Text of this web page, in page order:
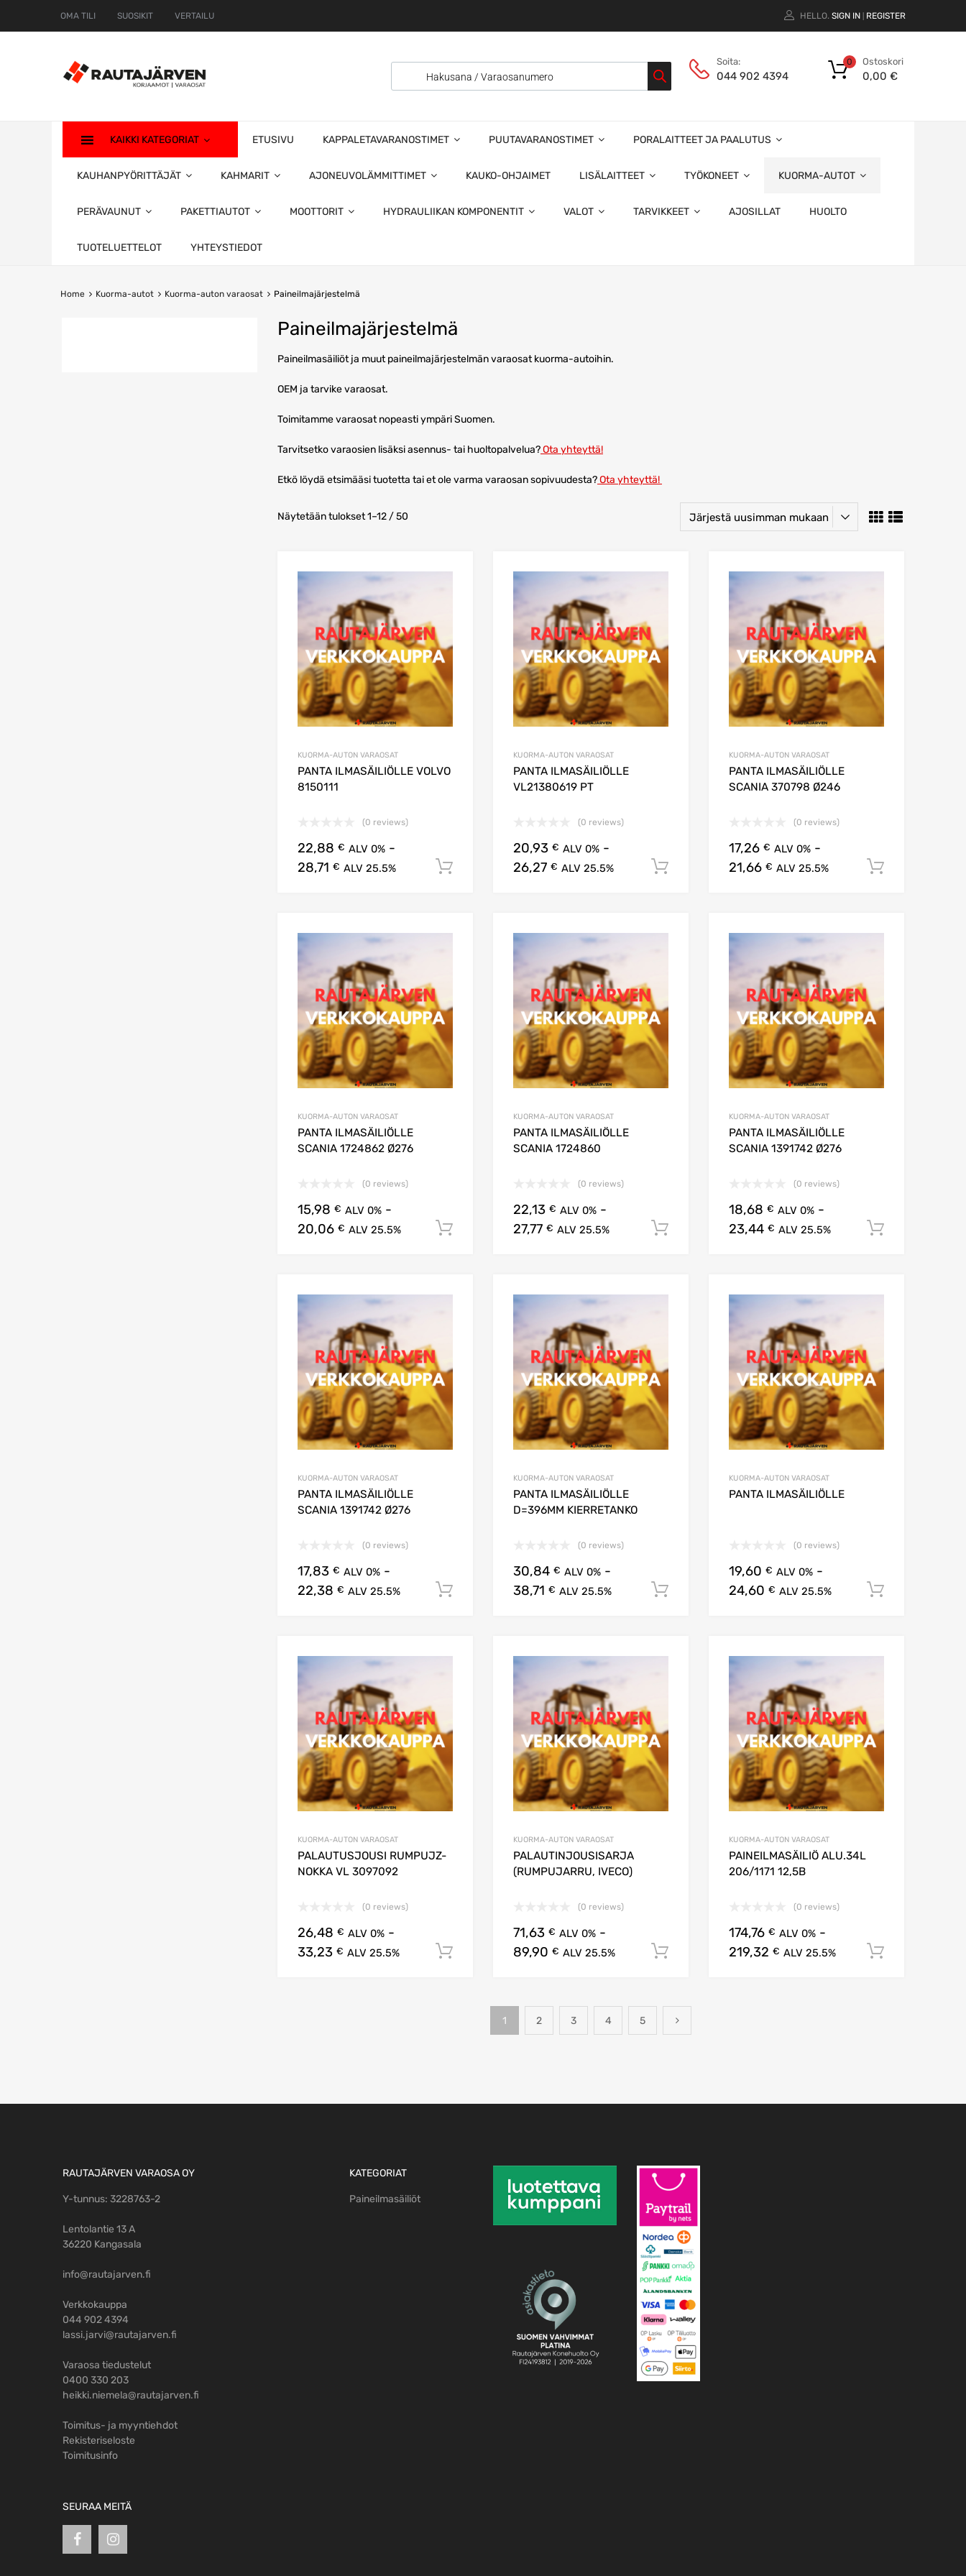
OMA TILI SUOSIKIT VERTAILU HELLO. SIGN IN REGISTER
Soita:
044 902 4394
Ostoskori
0,00 €
0
KAIKKI KATEGORIAT ETUSIVU KAPPALETAVARANOSTIMET PUUTAVARANOSTIMET PORALAITTEET JA PAALUTUS
KAUHANPYÖRITTÄJÄT KAHMARIT AJONEUVOLÄMMITTIMET KAUKO-OHJAIMET LISÄLAITTEET TYÖKONEET KUORMA-AUTOT
PERÄVAUNUT PAKETTIAUTOT MOOTTORIT HYDRAULIIKAN KOMPONENTIT VALOT TARVIKKEET AJOSILLAT HUOLTO
TUOTELUETTELOT YHTEYSTIEDOT
Home Kuorma-autot Kuorma-auton varaosat Paineilmajärjestelmä
Paineilmajärjestelmä
Paineilmasäiliöt ja muut paineilmajärjestelmän varaosat kuorma-autoihin.
OEM ja tarvike varaosat.
Toimitamme varaosat nopeasti ympäri Suomen.
Tarvitsetko varaosien lisäksi asennus- tai huoltopalvelua?Ota yhteyttä!
Etkö löydä etsimääsi tuotetta tai et ole varma varaosan sopivuudesta?Ota yhteyttä!
Näytetään tulokset 1–12 / 50
Lisää suosikkeihin
Lisää vertailuun
KUORMA-AUTON VARAOSAT
PANTA ILMASÄILIÖLLE VOLVO
8150111
(0 reviews)
22,88 € ALV 0% -
28,71 € ALV 25.5% Lisää ostoskoriin
Lisää suosikkeihin
Lisää vertailuun
KUORMA-AUTON VARAOSAT
PANTA ILMASÄILIÖLLE
VL21380619 PT
(0 reviews)
20,93 € ALV 0% -
26,27 € ALV 25.5% Lisää ostoskoriin
KUORMA-AUTON VARAOSAT
PANTA ILMASÄILIÖLLE
SCANIA 370798 Ø246
(0 reviews)
17,26 € ALV 0% -
21,66 € ALV 25.5%
Lisää suosikkeihin
Lisää vertailuun
KUORMA-AUTON VARAOSAT
PANTA ILMASÄILIÖLLE
SCANIA 1724862 Ø276
(0 reviews)
15,98 € ALV 0% -
20,06 € ALV 25.5% Lisää ostoskoriin
Lisää suosikkeihin
Lisää vertailuun
KUORMA-AUTON VARAOSAT
PANTA ILMASÄILIÖLLE
SCANIA 1724860
(0 reviews)
22,13 € ALV 0% -
27,77 € ALV 25.5% Lisää ostoskoriin
KUORMA-AUTON VARAOSAT
PANTA ILMASÄILIÖLLE
SCANIA 1391742 Ø276
(0 reviews)
18,68 € ALV 0% -
23,44 € ALV 25.5%
Lisää suosikkeihin
Lisää vertailuun
KUORMA-AUTON VARAOSAT
PANTA ILMASÄILIÖLLE
SCANIA 1391742 Ø276
(0 reviews)
17,83 € ALV 0% -
22,38 € ALV 25.5% Lisää ostoskoriin
Lisää suosikkeihin
Lisää vertailuun
KUORMA-AUTON VARAOSAT
PANTA ILMASÄILIÖLLE
D=396MM KIERRETANKO
(0 reviews)
30,84 € ALV 0% -
38,71 € ALV 25.5% Lisää ostoskoriin
KUORMA-AUTON VARAOSAT
PANTA ILMASÄILIÖLLE
(0 reviews)
19,60 € ALV 0% -
24,60 € ALV 25.5%
Lisää suosikkeihin
Lisää vertailuun
KUORMA-AUTON VARAOSAT
PALAUTUSJOUSI RUMPUJZ-
NOKKA VL 3097092
(0 reviews)
26,48 € ALV 0% -
33,23 € ALV 25.5% Lisää ostoskoriin
Lisää suosikkeihin
Lisää vertailuun
KUORMA-AUTON VARAOSAT
PALAUTINJOUSISARJA
(RUMPUJARRU, IVECO)
(0 reviews)
71,63 € ALV 0% -
89,90 € ALV 25.5% Lisää ostoskoriin
KUORMA-AUTON VARAOSAT
PAINEILMASÄILIÖ ALU.34L
206/1171 12,5B
(0 reviews)
174,76 € ALV 0% -
219,32 € ALV 25.5%
1 2 3 4 5
RAUTAJÄRVEN VARAOSA OY
Y-tunnus: 3228763-2
Lentolantie 13 A
36220 Kangasala
info@rautajarven.fi
Verkkokauppa
044 902 4394
lassi.jarvi@rautajarven.fi
Varaosa tiedustelut
0400 330 203
heikki.niemela@rautajarven.fi
Toimitus- ja myyntiehdot
Rekisteriseloste
Toimitusinfo
SEURAA MEITÄ
KATEGORIAT
Paineilmasäiliöt